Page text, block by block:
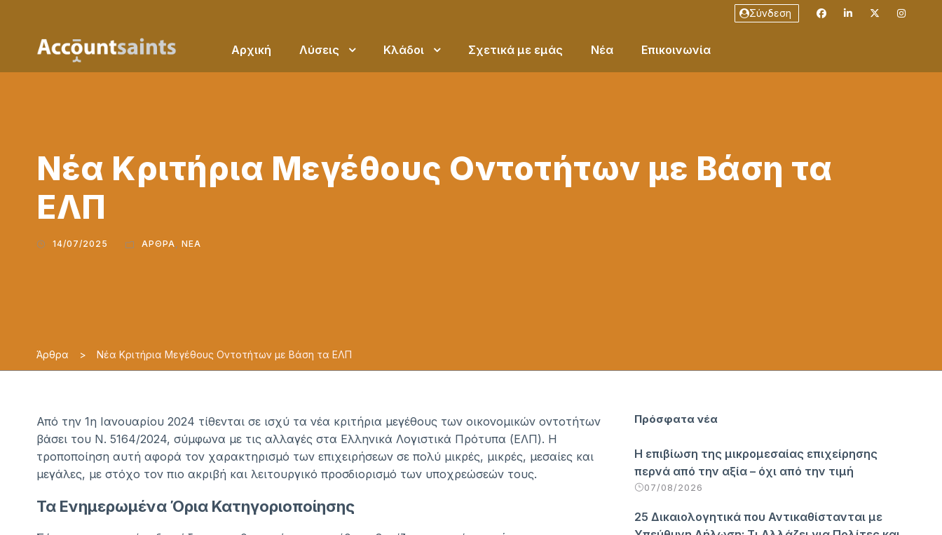
Σύνδεση
Αρχική Λύσεις Κλάδοι Σχετικά με εμάς Νέα Επικοινωνία
Νέα Κριτήρια Μεγέθους Οντοτήτων με Βάση τα
ΕΛΠ
14/07/2025 ΆΡΘΡΑ, ΝΈΑ
Άρθρα > Νέα Κριτήρια Μεγέθους Οντοτήτων με Βάση τα ΕΛΠ
Από την 1η Ιανουαρίου 2024 τίθενται σε ισχύ τα νέα κριτήρια μεγέθους των οικονομικών οντοτήτων
βάσει του Ν. 5164/2024, σύμφωνα με τις αλλαγές στα Ελληνικά Λογιστικά Πρότυπα (ΕΛΠ). Η
τροποποίηση αυτή αφορά τον χαρακτηρισμό των επιχειρήσεων σε πολύ μικρές, μικρές, μεσαίες και
μεγάλες, με στόχο τον πιο ακριβή και λειτουργικό προσδιορισμό των υποχρεώσεών τους.
Τα Ενημερωμένα Όρια Κατηγοριοποίησης
Πρόσφατα νέα
Η επιβίωση της μικρομεσαίας επιχείρησης
περνά από την αξία – όχι από την τιμή
07/08/2026
25 Δικαιολογητικά που Αντικαθίστανται με